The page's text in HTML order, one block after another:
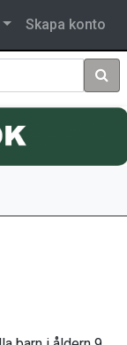
Skapa konto
Sök